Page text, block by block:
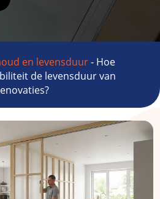
en levensduur- Hoe
de levensduur van